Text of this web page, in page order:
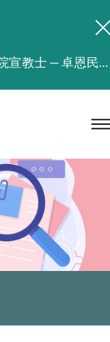
緬懷播道醫院創院宣教士 — 卓恩民醫生香港追思會
本院在暴雨或颱風警告信號 (包括黑色暴雨及8號或以上熱帶氣旋警告信號) 下，仍會維持有限度服務。如有查詢，可致電2711 5222。
播道醫院手機App已推出查閱病歷記錄及求診資料功能，請即下載